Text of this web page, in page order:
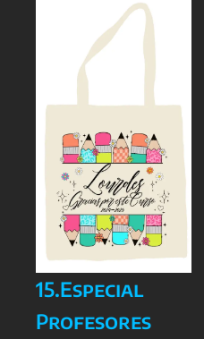
15.Especial
Profesores